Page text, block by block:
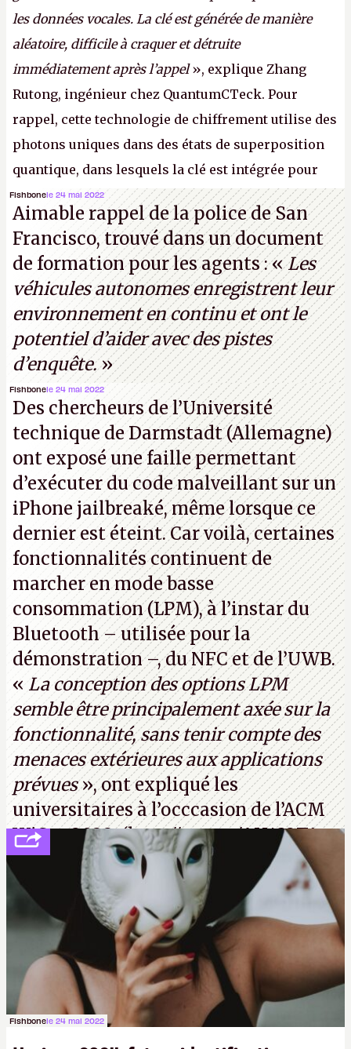
les données vocales. La clé est générée de manière
aléatoire, difficile à craquer et détruite
immédiatement après l’appel», explique Zhang
Rutong, ingénieur chez QuantumCTeck. Pour
rappel, cette technologie de chiffrement utilise des
photons uniques dans des états de superposition
quantique, dans lesquels la clé est intégrée pour
garantir une sécurité inconditionnelle entre des
parties distantes. Vous ne comprenez rien ? C’est
normal, ça fait toujours ça avec le quantique.
(Crédit photo : China Telecom)
Fishbonele 24 mai 2022
Aimable rappel de la police de San
Francisco, trouvé dans un document
de formation pour les agents : «Les
véhicules autonomes enregistrent leur
environnement en continu et ont le
potentiel d’aider avec des pistes
d’enquête.»
Fishbonele 24 mai 2022
Des chercheurs de l’Université
technique de Darmstadt (Allemagne)
ont exposé une faille permettant
d’exécuter du code malveillant sur un
iPhone jailbreaké, même lorsque ce
dernier est éteint. Car voilà, certaines
fonctionnalités continuent de
marcher en mode basse
consommation (LPM), à l’instar du
Bluetooth – utilisée pour la
démonstration –, du NFC et de l’UWB.
« La conception des options LPM
semble être principalement axée sur la
fonctionnalité, sans tenir compte des
menaces extérieures aux applications
prévues», ont expliqué les
universitaires à l’occcasion de l’ACM
WiSec 2022. (http://cpc.cx/AH432T1
(PDF) - Crédit photo : Pexels - Tyler
Lastovich)
Fishbonele 24 mai 2022